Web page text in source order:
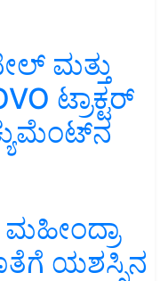
ಮತ್ತು
ಟ್ರಾಕ್ಟರ್
ಯಶಸ್ಸಿನ